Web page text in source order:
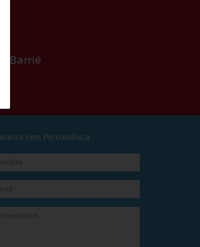
Barrié
con Pictoeduca